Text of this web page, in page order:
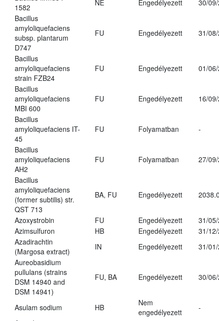
1582
NE Engedélyezett
30/
Bacillus
amyloliquefaciens
subsp. plantarum
D747
FU Engedélyezett 31/
Bacillus
amyloliquefaciens
strain FZB24
FU Engedélyezett 01/
Bacillus
amyloliquefaciens
MBI 600
FU Engedélyezett 16/
Bacillus
amyloliquefaciens IT-
45
FU Folyamatban -
Bacillus
amyloliquefaciens
AH2
FU Folyamatban 27/
Bacillus
amyloliquefaciens
(former subtilis) str.
QST 713
BA, FU Engedélyezett
Azoxystrobin FU Engedélyezett
31/
Azimsulfuron
HB Engedélyezett
31/
Azadirachtin
(Margosa extract)
IN Engedélyezett
31/
Aureobasidium
pullulans (strains
DSM 14940 and
DSM 14941)
FU, BA Engedélyezett 30/
Asulam sodium HB
Nem
engedélyezett
-